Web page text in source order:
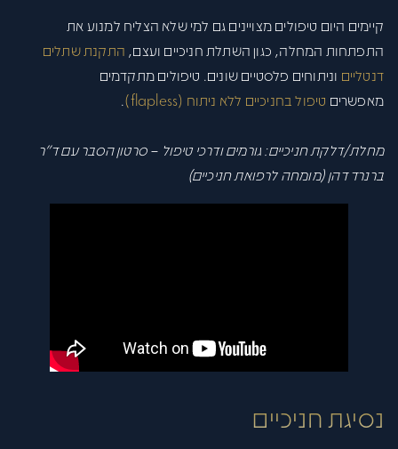
קיימים היום טיפולים מצויינים גם למי שלא הצליח למנוע את
התפתחות המחלה, כגון השתלת חניכיים ועצם, התקנת שתלים
דנטליים וניתוחים פלסטיים שונים. טיפולים מתקדמים
מאפשרים טיפול בחניכיים ללא ניתוח (flapless) .
מחלת/דלקת חניכיים: גורמים ודרכי טיפול – סרטון הסבר עם ד"ר
ברנרד דהן (מומחה לרפואת חניכיים)
נסיגת חניכיים